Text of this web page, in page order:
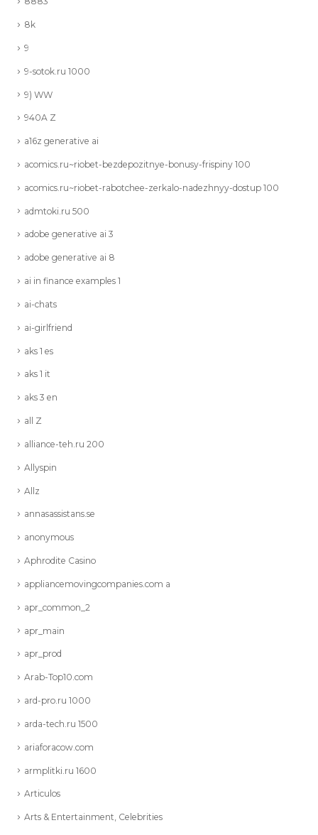
8k
9
9-sotok.ru 1000
9) WW
940A Z
a16z generative ai
acomics.ru~riobet-bezdepozitnye-bonusy-frispiny 100
acomics.ru~riobet-rabotchee-zerkalo-nadezhnyy-dostup 100
admtoki.ru 500
adobe generative ai 3
adobe generative ai 8
ai in finance examples 1
ai-chats
ai-girlfriend
aks 1 es
aks 1 it
aks 3 en
all Z
alliance-teh.ru 200
Allyspin
Allz
annasassistans.se
anonymous
Aphrodite Casino
appliancemovingcompanies.com a
apr_common_2
apr_main
apr_prod
Arab-Top10.com
ard-pro.ru 1000
arda-tech.ru 1500
ariaforacow.com
armplitki.ru 1600
Articulos
Arts & Entertainment, Celebrities